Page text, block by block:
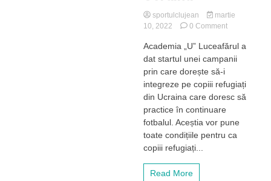
sportulclujean
martie
10, 2022
0 Commenton
„U”
Luceafărul
demarat
un
program
integrare
a
Academia „U” Luceafărul a
dat startul unei campanii
prin care dorește să-i
integreze pe copiii refugiați
din Ucraina care doresc să
practice în continuare
fotbalul. Aceștia vor pune
toate condițiile pentru ca
copiii refugiați...
Read More